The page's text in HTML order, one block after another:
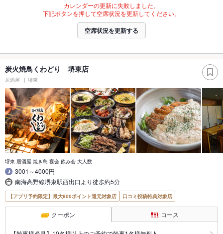
カレンダーの更新に失敗しました。
下記ボタンを押して空席状況を更新してください。
空席状況を更新する
炭火焼鳥くわどり 堺東店
居酒屋 堺東
堺東 居酒屋 焼き鳥 宴会 飲み会 大人数
3001～4000円
南海高野線堺東駅西出口より徒歩約5分
【アプリ予約限定】最大800ポイント還元対象店 口コミ投稿特典対象店
クーポン コース